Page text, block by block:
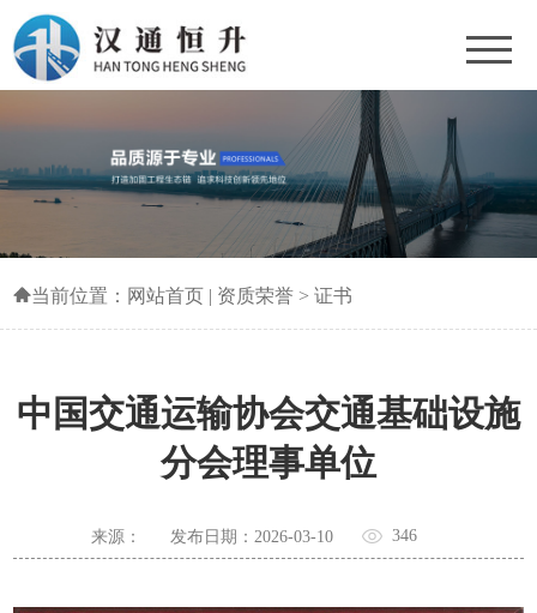
当前位置： 网站首页 | 资质荣誉 >证书
中国交通运输协会交通基础设施
分会理事单位
来源： 发布日期：2026-03-10 346